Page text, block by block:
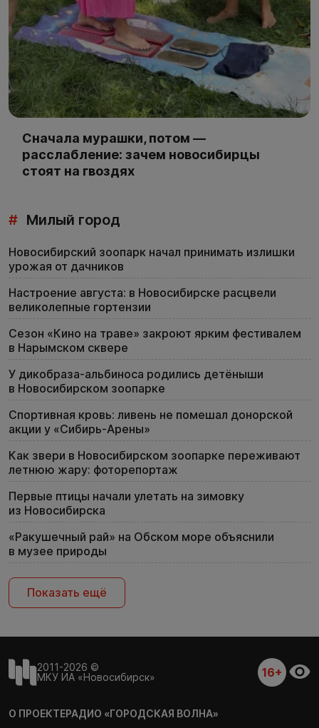
Сначала мурашки, потом —
расслабление: зачем новосибирцы
стоят на гвоздях
# Милый город
Новосибирский зоопарк начал принимать излишки
урожая от дачников
Настроение августа: в Новосибирске расцвели
великолепные гортензии
Сезон «Кино на траве» закроют ярким фестивалем
в Нарымском сквере
У дикобраза-альбиноса родились детёныши
в Новосибирском зоопарке
Спортивная кровь: ливень не помешал донорской
акции у «Сибирь-Арены»
Как звери в Новосибирском зоопарке переживают
летнюю жару: фоторепортаж
Первые птицы начали улетать на зимовку
из Новосибирска
«Ракушечный рай» на Обском море объяснили
в музее природы
Показать ещё
2011-2026 ©
МКУ ИА «Новосибирск»
16+
О ПРОЕКТЕРАДИО «ГОРОДСКАЯ ВОЛНА»